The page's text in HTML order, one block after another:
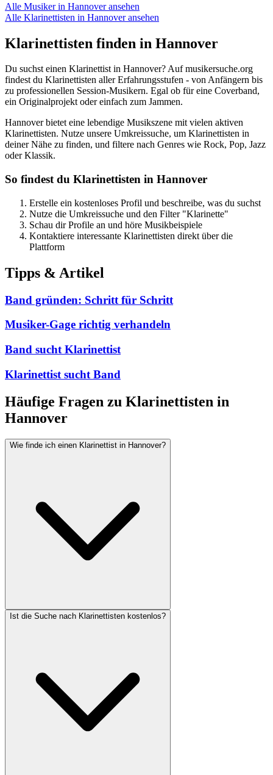
Alle Musiker in Hannover ansehen
Alle Klarinettisten in Hannover ansehen
Klarinettisten finden in Hannover
Du suchst einen Klarinettist in Hannover? Auf musikersuche.org
findest du Klarinettisten aller Erfahrungsstufen - von Anfängern bis
zu professionellen Session-Musikern. Egal ob für eine Coverband,
ein Originalprojekt oder einfach zum Jammen.
Hannover bietet eine lebendige Musikszene mit vielen aktiven
Klarinettisten. Nutze unsere Umkreissuche, um Klarinettisten in
deiner Nähe zu finden, und filtere nach Genres wie Rock, Pop, Jazz
oder Klassik.
So findest du Klarinettisten in Hannover
Erstelle ein kostenloses Profil und beschreibe, was du suchst
Nutze die Umkreissuche und den Filter "Klarinette"
Schau dir Profile an und höre Musikbeispiele
Kontaktiere interessante Klarinettisten direkt über die
Plattform
Tipps & Artikel
Band gründen: Schritt für Schritt
Musiker-Gage richtig verhandeln
Band sucht Klarinettist
Klarinettist sucht Band
Häufige Fragen zu Klarinettisten in
Hannover
Wie finde ich einen Klarinettist in Hannover?
Ist die Suche nach Klarinettisten kostenlos?